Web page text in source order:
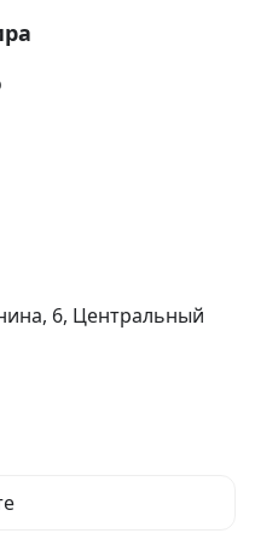
6, Центральный